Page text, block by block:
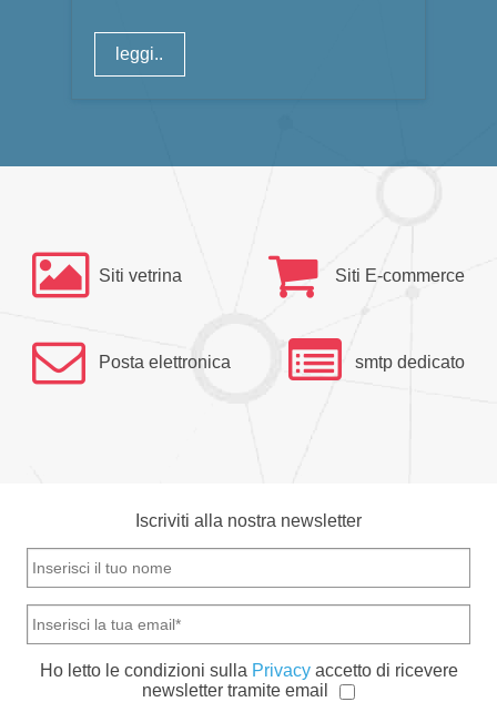
leggi..
Siti vetrina Siti E-commerce
Posta elettronica smtp dedicato
Iscriviti alla nostra newsletter
Ho letto le condizioni sulla Privacy accetto di ricevere
newsletter tramite email